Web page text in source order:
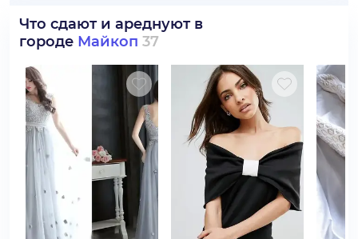
Что сдают и ареднуют в
городе Майкоп 37